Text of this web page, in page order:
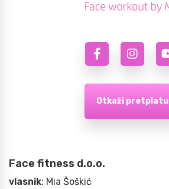
Otkaži pretplatu
Face fitness d.o.o.
vlasnik: Mia Šoškić